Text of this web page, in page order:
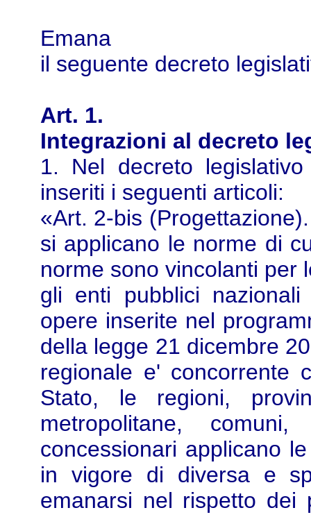
Emana
il seguente decreto
Art. 1.
Integrazioni al decreto
1. Nel decreto
inseriti i seguenti articoli:
«Art. 2-bis
si applicano le norme di
norme sono vincolanti per
gli enti pubblici
opere inserite nel
della legge 21 dicembre
regionale e' concorrente
Stato, le regioni,
metropolitane,
concessionari applicano
in vigore di diversa e
emanarsi nel rispetto dei